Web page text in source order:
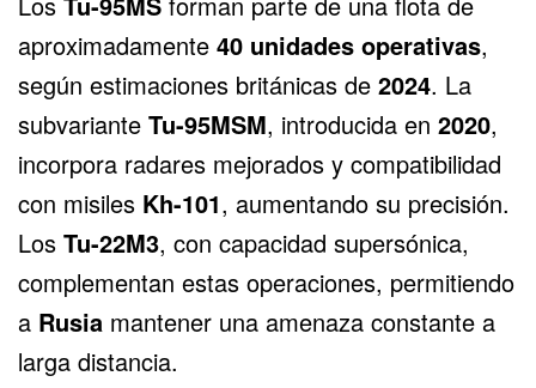
aproximadamente 40 unidades operativas,
según estimaciones británicas de 2024. La
subvariante Tu-95MSM, introducida en 2020,
incorpora radares mejorados y compatibilidad
con misiles Kh-101, aumentando su precisión.
Los Tu-22M3, con capacidad supersónica,
complementan estas operaciones, permitiendo
a Rusia mantener una amenaza constante a
larga distancia.